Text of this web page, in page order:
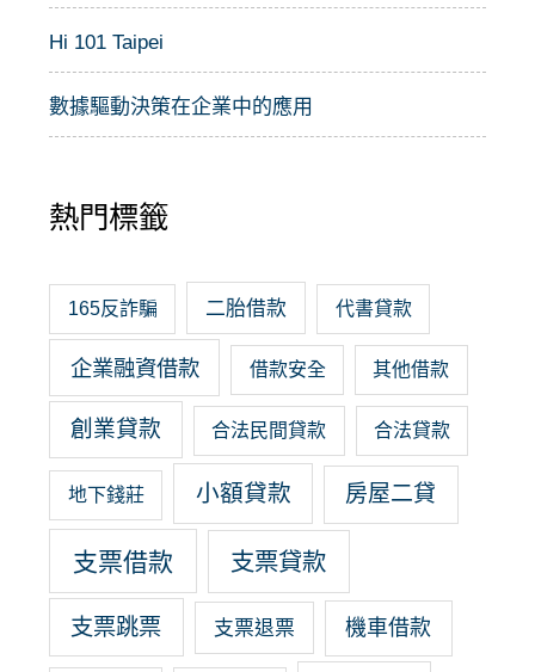
Hi 101 Taipei
數據驅動決策在企業中的應用
熱門標籤
165反詐騙 二胎借款 代書貸款
企業融資借款 借款安全 其他借款
創業貸款 合法民間貸款 合法貸款
地下錢莊 小額貸款 房屋二貸
支票借款 支票貸款
支票跳票 支票退票 機車借款